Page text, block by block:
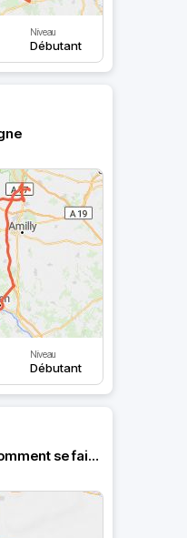
Niveau
Débutant
Niveau
Débutant
VARZY 2 le retour ou comment se faire plaisir au retour